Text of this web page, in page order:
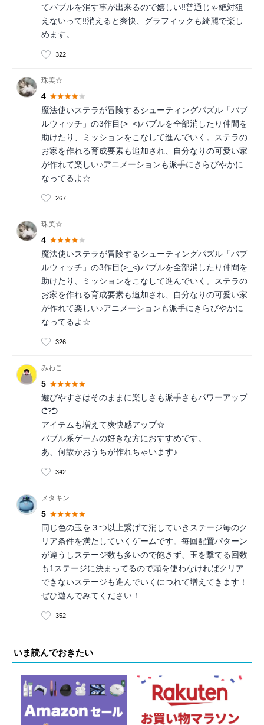
てバブルを消す事が出来るので嬉しい‼︎普通じゃ絶対狙
えないって‼︎消えると爽快、グラフィックも綺麗で楽し
めます。
322
珠美☆
4
魔法使いステラが冒険するシューティングパズル「バブ
ルウィッチ」の3作目(>_<)バブルを全部消したり仲間を
助けたり、ミッションをこなして進んでいく。ステラの
お家を作れる育成要素も追加され、自分なりの可愛い家
が作れて楽しい♪アニメーションも派手にきらびやかに
なってるよ☆
267
珠美☆
4
魔法使いステラが冒険するシューティングパズル「バブ
ルウィッチ」の3作目(>_<)バブルを全部消したり仲間を
助けたり、ミッションをこなして進んでいく。ステラの
お家を作れる育成要素も追加され、自分なりの可愛い家
が作れて楽しい♪アニメーションも派手にきらびやかに
なってるよ☆
326
みわこ
5
遊びやすさはそのままに楽しさも派手さもパワーアップ
ᕦ?ᕤ
アイテムも増えて爽快感アップ☆
バブル系ゲームの好きな方におすすめです。
あ、何故かおうちが作れちゃいます♪
342
メタキン
5
同じ色の玉を３つ以上繋げて消していきステージ毎のク
リア条件を満たしていくゲームです。毎回配置パターン
が違うしステージ数も多いので飽きず、玉を撃てる回数
も1ステージに決まってるので頭を使わなければクリア
できないステージも進んでいくにつれて増えてきます！
ぜひ遊んでみてください！
352
いま読んでおきたい